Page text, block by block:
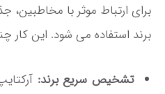
برای ارتباط موثر با مخاطبین،
برند استفاده می شود. این کار
تشخیص سریع‌ برند: